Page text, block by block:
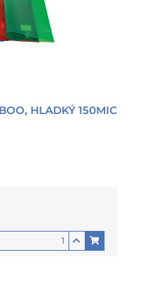
HLADKÝ 150MIC